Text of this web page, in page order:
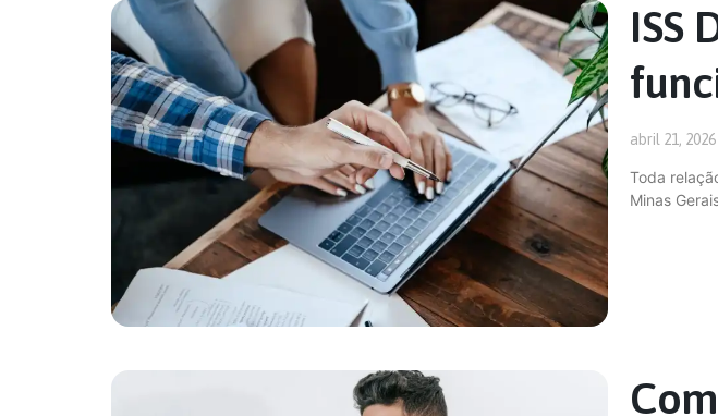
ISS
abril 21, 2026
Toda
Minas